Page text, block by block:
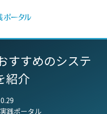
すすめのシステ
紹介
践ポータル